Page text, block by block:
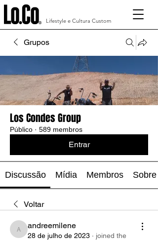
Lifestyle e Cultura Custom
Grupos
Los Condes Group
Público · 589 membros
Entrar
Discussão Mídia Membros Sobre
Voltar
andreemilene
andreemilene
28 de julho de 2023 · joined the